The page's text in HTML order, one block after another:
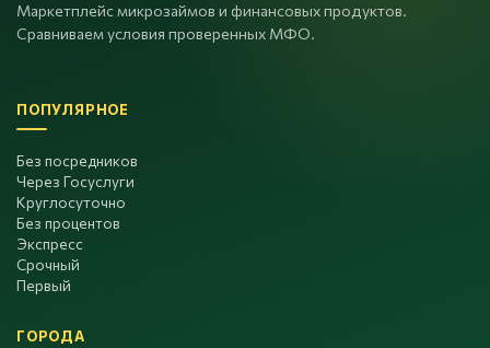
Маркетплейс микрозаймов и финансовых продуктов.
Сравниваем условия проверенных МФО.
ПОПУЛЯРНОЕ
Без посредников
Через Госуслуги
Круглосуточно
Без процентов
Экспресс
Срочный
Первый
ГОРОДА